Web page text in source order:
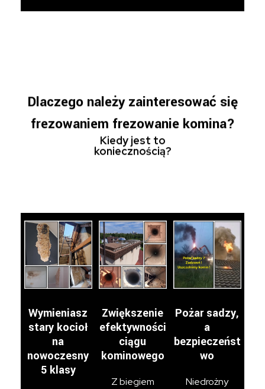
Dlaczego należy zainteresować się
frezowaniem frezowanie komina?
Kiedy jest to
koniecznością?
Wymieniasz
stary kocioł
na
nowoczesny
5 klasy
Zwiększenie
efektywności
ciągu
kominowego
Z biegiem
Pożar sadzy,
a
bezpieczeńst
wo
Niedrożny